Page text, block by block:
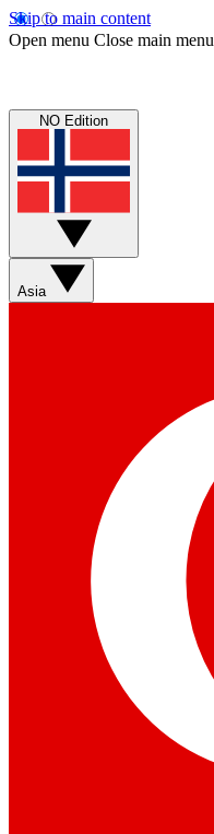
Skip to main content
Open menu Close main menu
NO Edition
Asia